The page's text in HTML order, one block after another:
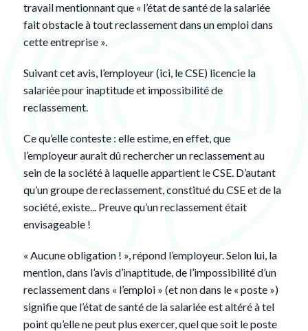
travail mentionnant que « l’état de santé de la salariée
fait obstacle à tout reclassement dans un emploi dans
cette entreprise ».
Suivant cet avis, l’employeur (ici, le CSE) licencie la
salariée pour inaptitude et impossibilité de
reclassement.
Ce qu’elle conteste : elle estime, en effet, que
l’employeur aurait dû rechercher un reclassement au
sein de la société à laquelle appartient le CSE. D’autant
qu’un groupe de reclassement, constitué du CSE et de la
société, existe... Preuve qu’un reclassement était
envisageable !
« Aucune obligation ! », répond l’employeur. Selon lui, la
mention, dans l’avis d’inaptitude, de l’impossibilité d’un
reclassement dans « l’emploi » (et non dans le « poste »)
signifie que l’état de santé de la salariée est altéré à tel
point qu’elle ne peut plus exercer, quel que soit le poste